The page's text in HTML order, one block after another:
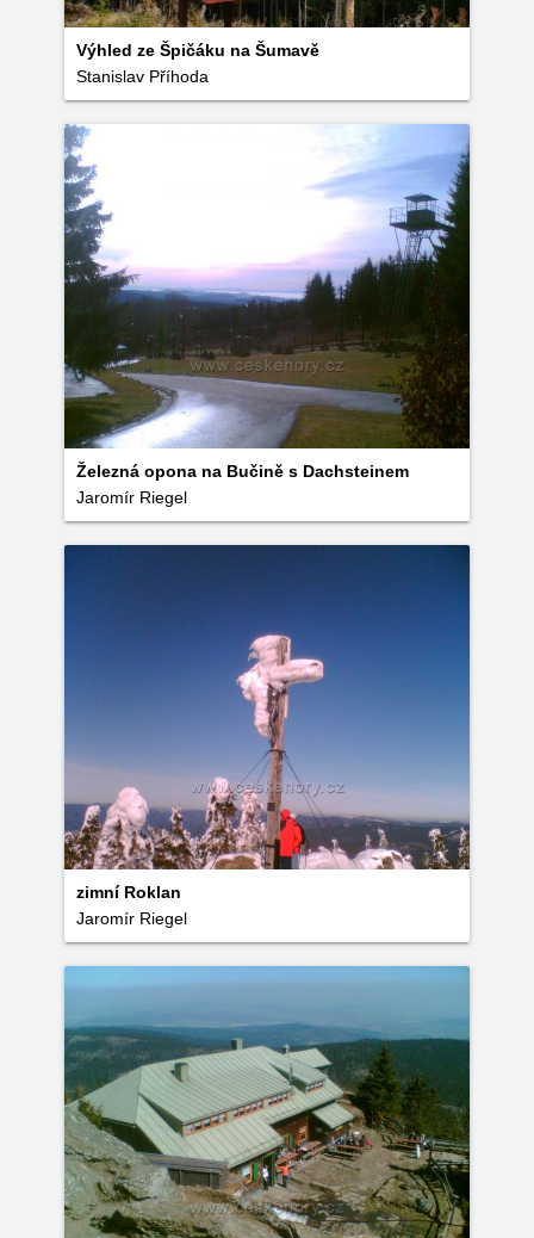
Výhled ze Špičáku na Šumavě
Stanislav Příhoda
Železná opona na Bučině s Dachsteinem
Jaromír Riegel
zimní Roklan
Jaromír Riegel